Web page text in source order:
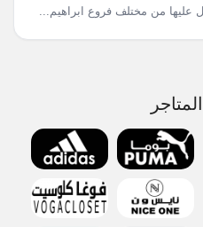
عليها من مختلف فروع ابراهيم...